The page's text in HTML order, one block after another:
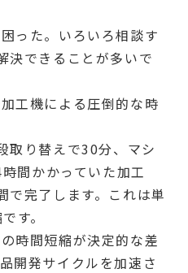
った。いろいろ相談す
決できることが多いで
工機による圧倒的な時
取り替えで30分、マシ
間かかっていた加工
で完了します。これは単
す。
時間短縮が決定的な差
開発サイクルを加速さ